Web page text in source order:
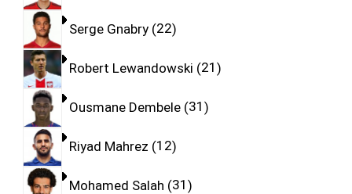
Serge Gnabry 22
Robert Lewandowski 21
Ousmane Dembele 31
Riyad Mahrez 12
Mohamed Salah 31